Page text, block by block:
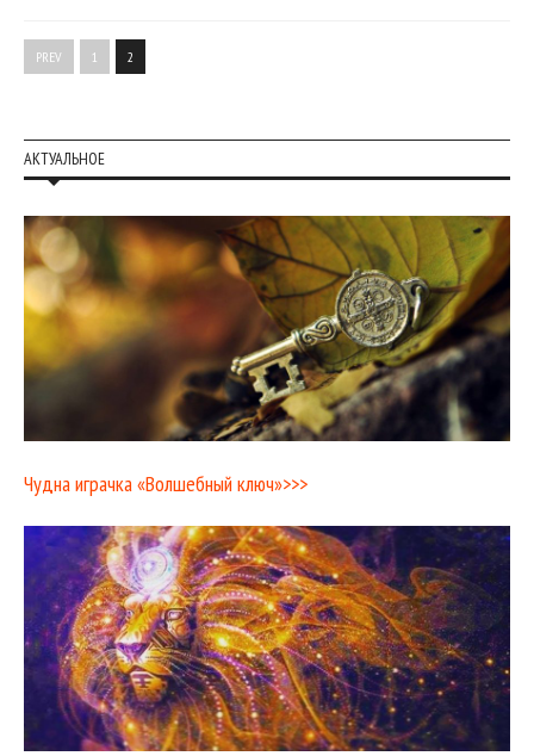
PREV 1 2
АКТУАЛЬНОЕ
Чудна играчка «Волшебный ключ»>>>